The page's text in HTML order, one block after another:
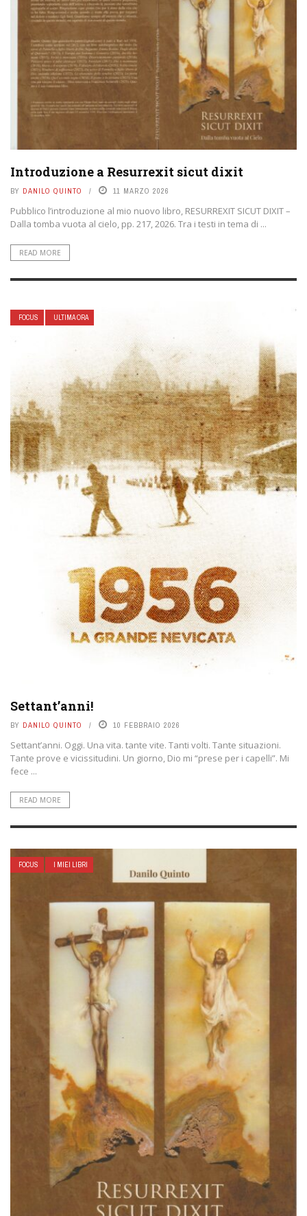
Introduzione a Resurrexit sicut dixit
BY DANILO QUINTO 11 MARZO 2026
Pubblico l’introduzione al mio nuovo libro, RESURREXIT SICUT DIXIT –
Dalla tomba vuota al cielo, pp. 217, 2026. Tra i testi in tema di ...
READ MORE
FOCUS ULTIMA ORA
Settant’anni!
BY DANILO QUINTO 10 FEBBRAIO 2026
Settant’anni. Oggi. Una vita. tante vite. Tanti volti. Tante situazioni.
Tante prove e vicissitudini. Un giorno, Dio mi “prese per i capelli”. Mi
fece ...
READ MORE
FOCUS I MIEI LIBRI